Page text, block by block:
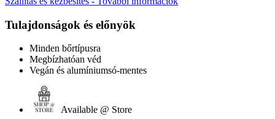
Tulajdonságok és előnyök
Minden bőrtípusra
Megbízhatóan véd
Vegán és alumíniumsó-mentes
Available @ Store